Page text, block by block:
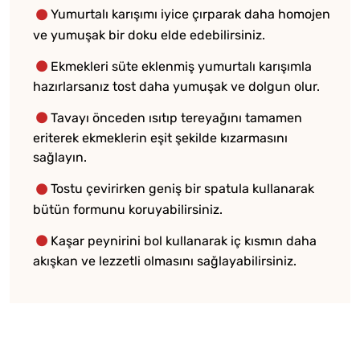
Yumurtalı karışımı iyice çırparak daha homojen
ve yumuşak bir doku elde edebilirsiniz.
Ekmekleri süte eklenmiş yumurtalı karışımla
hazırlarsanız tost daha yumuşak ve dolgun olur.
Tavayı önceden ısıtıp tereyağını tamamen
eriterek ekmeklerin eşit şekilde kızarmasını
sağlayın.
Tostu çevirirken geniş bir spatula kullanarak
bütün formunu koruyabilirsiniz.
Kaşar peynirini bol kullanarak iç kısmın daha
akışkan ve lezzetli olmasını sağlayabilirsiniz.